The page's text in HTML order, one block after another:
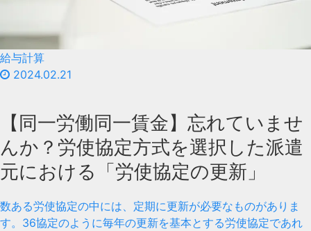
給与計算
2024.02.21
【同一労働同一賃金】忘れていませ
んか？労使協定方式を選択した派遣
元における「労使協定の更新」
数ある労使協定の中には、定期に更新が必要なものがありま
す。36協定のように毎年の更新を基本とする労使協定であれ